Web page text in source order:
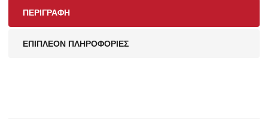
ΠΕΡΙΓΡΑΦΉ
ΕΠΙΠΛΈΟΝ ΠΛΗΡΟΦΟΡΊΕΣ